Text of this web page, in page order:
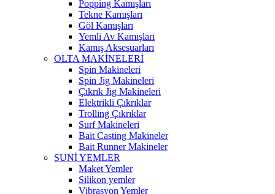
Popping Kamışları
Tekne Kamışları
Göl Kamışları
Yemli Av Kamışları
Kamış Aksesuarları
OLTA MAKİNELERİ
Spin Makineleri
Spin Jig Makineleri
Çıkrık Jig Makineleri
Elektrikli Çıkrıklar
Trolling Çıkrıklar
Surf Makineleri
Bait Casting Makineler
Bait Runner Makineler
SUNİ YEMLER
Maket Yemler
Silikon yemler
Vibrasyon Yemler